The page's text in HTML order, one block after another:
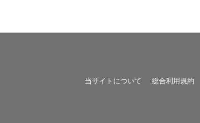
当サイトについて 総合利用規約